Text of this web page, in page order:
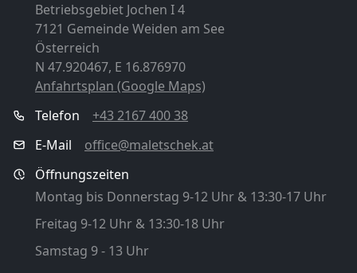
Betriebsgebiet Jochen I 4
7121 Gemeinde Weiden am See
Österreich
N 47.920467, E 16.876970
Anfahrtsplan (Google Maps)
Telefon
+43 2167 400 38
E-Mail
office@maletschek.at
Öffnungszeiten
Montag bis Donnerstag 9-12 Uhr & 13:30-17 Uhr
Freitag 9-12 Uhr & 13:30-18 Uhr
Samstag 9 - 13 Uhr